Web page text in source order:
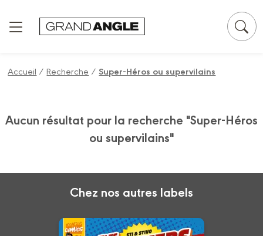
Accueil /Recherche /Super-Héros ou supervilains
Aucun résultat pour la recherche "Super-Héros
ou supervilains"
Chez nos autres labels